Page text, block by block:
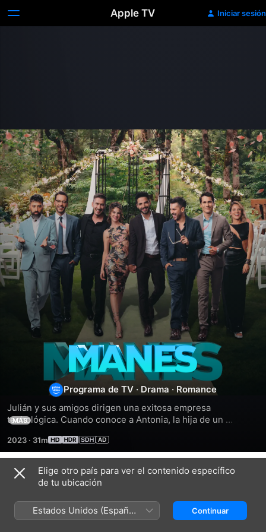
Apple TV Iniciar sesión
Manes
Programa de TV · Drama · Romance
Julián y sus amigos dirigen una exitosa empresa
tecnológica. Cuando conoce a Antonia, la hija de un
mete en líos.
MÁS
2023 · 31m
Temporada 1
Elige otro país para ver el contenido específico
de tu ubicación
Estados Unidos (Español
México)
Continuar